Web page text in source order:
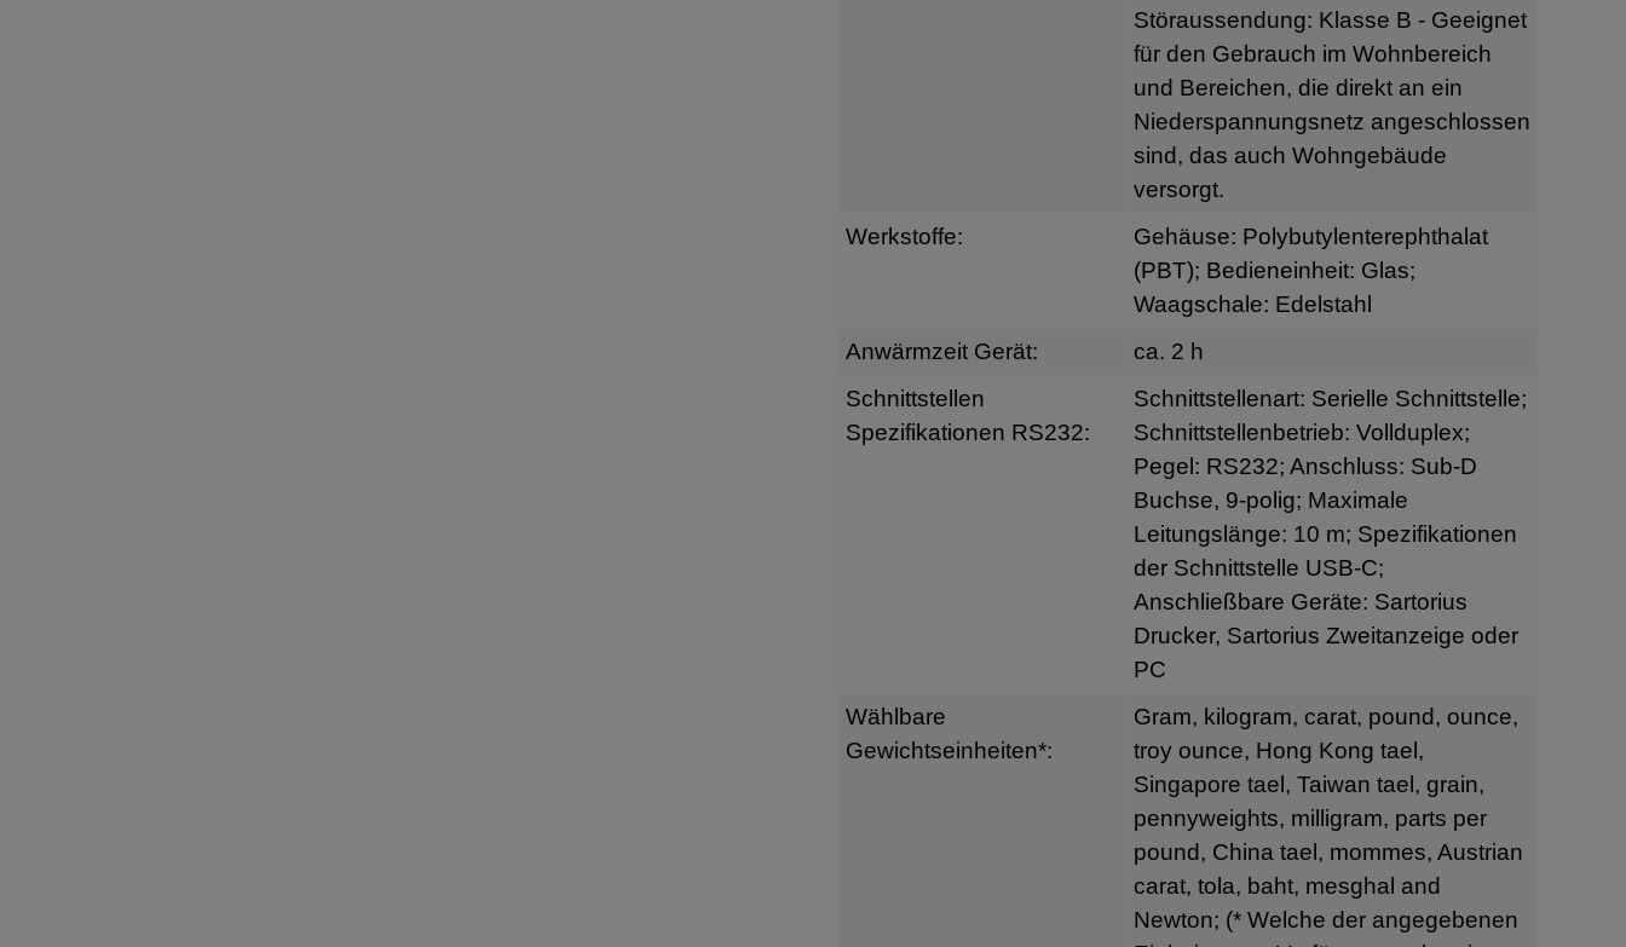
Störaussendung: Klasse B - Geeignet
für den Gebrauch im Wohnbereich
und Bereichen, die direkt an ein
Niederspannungsnetz angeschlossen
sind, das auch Wohngebäude
versorgt.
Werkstoffe:
Gehäuse: Polybutylenterephthalat
(PBT); Bedieneinheit: Glas;
Waagschale: Edelstahl
Anwärmzeit Gerät:
ca. 2 h
Schnittstellen
Spezifikationen RS232:
Schnittstellenart: Serielle Schnittstelle;
Schnittstellenbetrieb: Vollduplex;
Pegel: RS232; Anschluss: Sub-D
Buchse, 9-polig; Maximale
Leitungslänge: 10 m; Spezifikationen
der Schnittstelle USB-C;
Anschließbare Geräte: Sartorius
Drucker, Sartorius Zweitanzeige oder
PC
Wählbare
Gewichtseinheiten*:
Gram, kilogram, carat, pound, ounce,
troy ounce, Hong Kong tael,
Singapore tael, Taiwan tael, grain,
pennyweights, milligram, parts per
pound, China tael, mommes, Austrian
carat, tola, baht, mesghal and
Newton; (* Welche der angegebenen